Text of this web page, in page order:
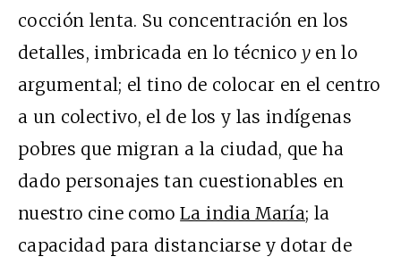
cocción lenta. Su concentración en los
detalles, imbricada en lo técnico yen lo
argumental; el tino de colocar en el centro
a un colectivo, el de los y las indígenas
pobres que migran a la ciudad, que ha
dado personajes tan cuestionables en
nuestro cine comoLa india María; la
capacidad para distanciarse y dotar de